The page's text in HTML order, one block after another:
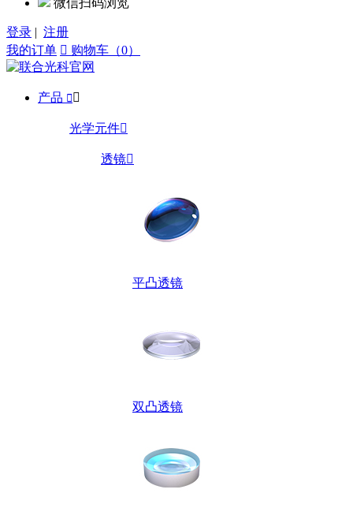
微信扫码浏览
登录 | 注册
我的订单  购物车（0）
产品  
光学元件
透镜
平凸透镜
双凸透镜